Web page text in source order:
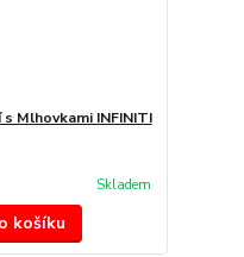
Mlhovkami INFINITI
Skladem
košíku